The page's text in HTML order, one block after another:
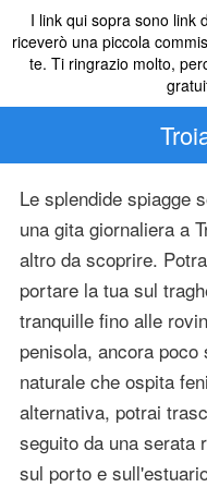
I link qui sopra sono link
riceverò una piccola
te. Ti ringrazio molto,
Le splendide spiagge
una gita giornaliera a
altro da scoprire.
portare la tua sul
tranquille fino alle
penisola, ancora
naturale che ospita
alternativa, potrai
seguito da una serata
sul porto e